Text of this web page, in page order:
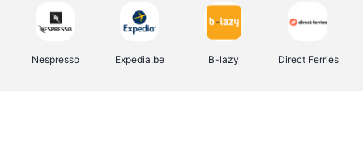
Nespresso Expedia.be B-lazy Direct Ferries